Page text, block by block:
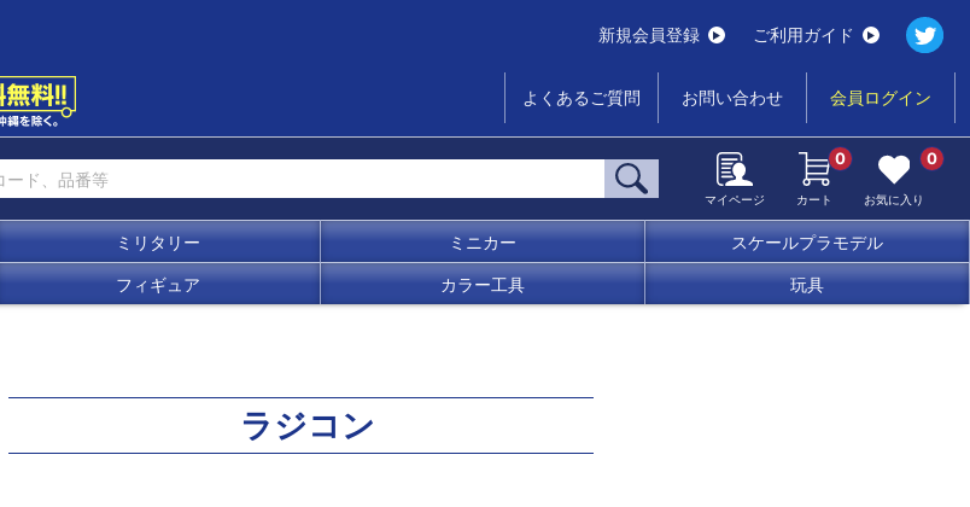
新規会員登録 ご利用ガイド
よくあるご質問 お問い合わせ 会員ログイン
マイページ カート
0
お気に入り
0
ミリタリー ミニカー スケールプラモデル
フィギュア カラー工具 玩具
ラジコン